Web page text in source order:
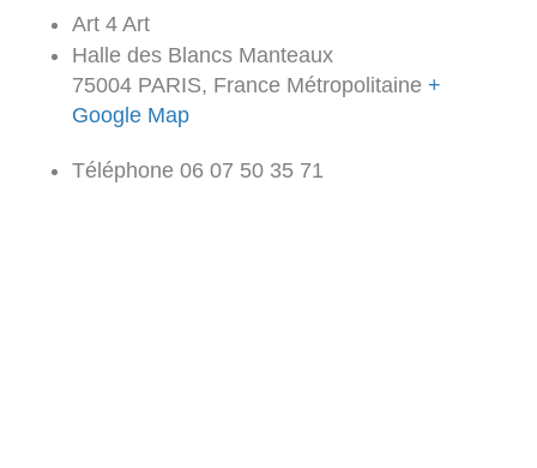
Art 4 Art
Halle des Blancs Manteaux
75004 PARIS, France Métropolitaine +
Google Map
Téléphone 06 07 50 35 71